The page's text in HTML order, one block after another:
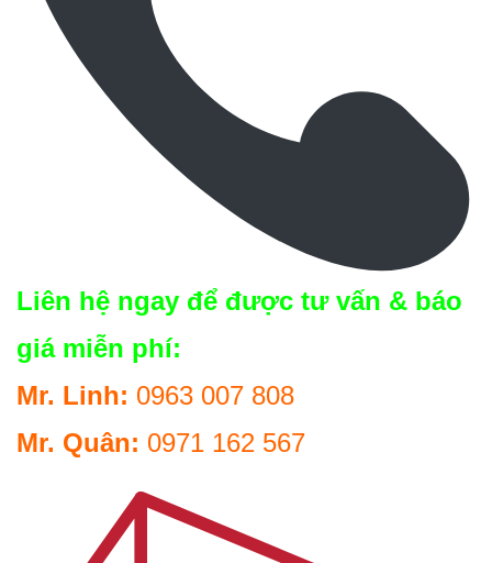
Liên hệ ngay để được tư vấn & báo
giá miễn phí:
Mr. Linh: 0963 007 808
Mr. Quân: 0971 162 567